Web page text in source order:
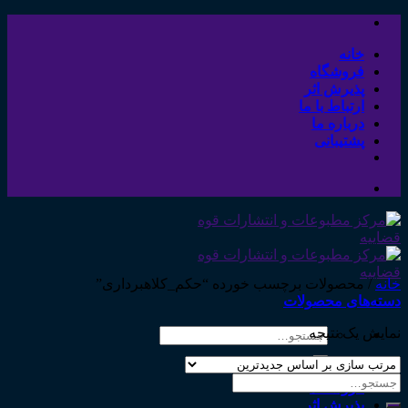
Skip
contentخانه
فروشگاه
پذیرش اثر
ارتباط با ما
درباره ما
پشتیبانی
جستجو
خانه
فروشگاه
پذیرش اثر
خانه /محصولات برچسب خورده “حکم_کلاهبرداری”
دسته‌های محصولات
نمایش یک نتیجه
جستجو